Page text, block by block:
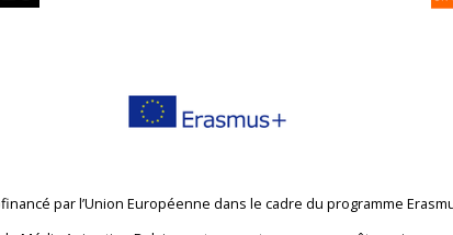
par l’Union Européenne dans le cadre du programme